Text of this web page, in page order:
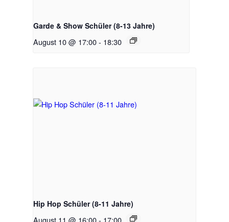
Garde & Show Schüler (8-13 Jahre)
August 10 @ 17:00 - 18:30
Hip Hop Schüler (8-11 Jahre)
August 11 @ 16:00 - 17:00